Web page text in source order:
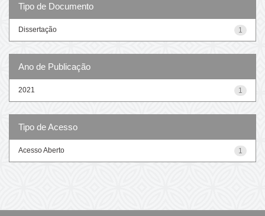
Tipo de Documento
1
Dissertação
Ano de Publicação
1
2021
Tipo de Acesso
1
Acesso Aberto